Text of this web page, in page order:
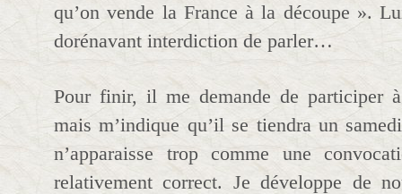
qu’on vende la France à la découpe ».
dorénavant interdiction de parler…
Pour finir, il me demande de participer
mais m’indique qu’il se tiendra un
n’apparaisse trop comme une
relativement correct. Je développe de